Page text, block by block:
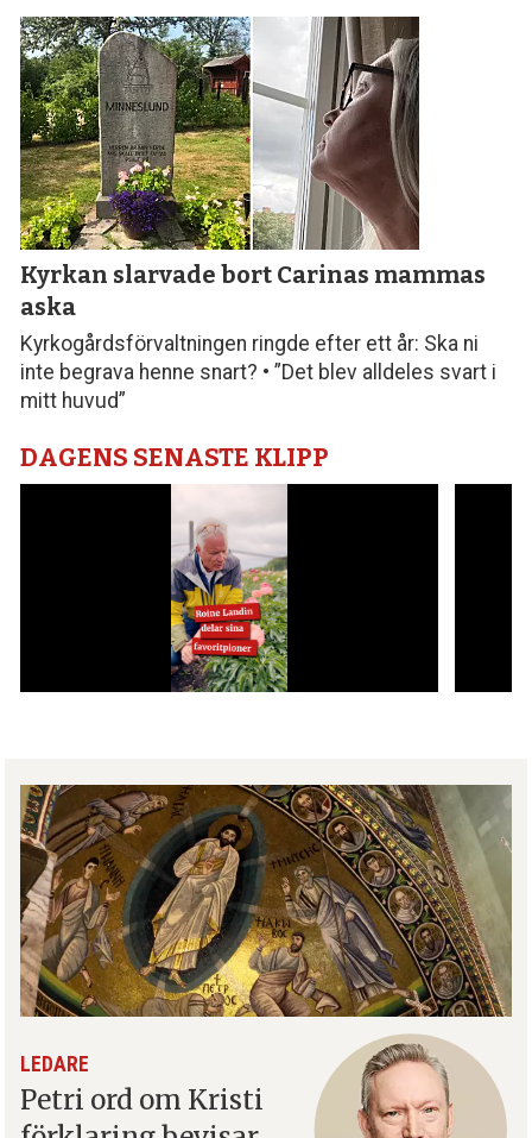
Kyrkan slarvade bort Carinas mammas
aska
Kyrkogårdsförvaltningen ringde efter ett år: Ska ni
inte begrava henne snart? • ”Det blev alldeles svart i
mitt huvud”
DAGENS SENASTE KLIPP
LEDARE
Petri ord om Kristi